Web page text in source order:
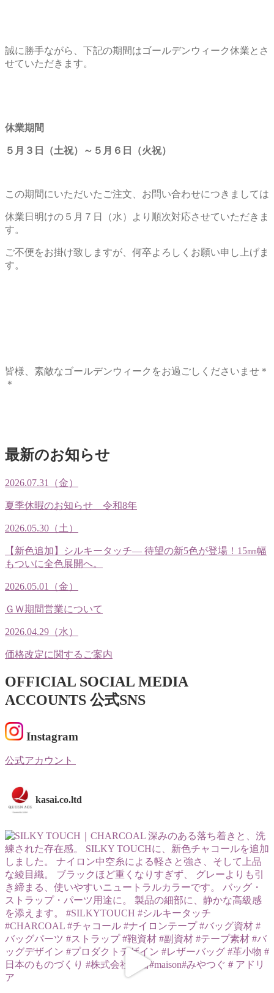
誠に勝手ながら、下記の期間はゴールデンウィーク休業とさ
せていただきます。
休業期間
５月３日（土祝）～５月６日（火祝）
この期間にいただいたご注文、お問い合わせにつきましては
休業日明けの５月７日（水）より順次対応させていただきま
す。
ご不便をお掛け致しますが、何卒よろしくお願い申し上げま
す。
皆様、素敵なゴールデンウィークをお過ごしくださいませ＊
＊
最新のお知らせ
2026.07.31（金）
夏季休暇のお知らせ 令和8年
2026.05.30（土）
【新色追加】シルキータッチ— 待望の新5色が登場！15㎜幅
もついに全色展開へ。
2026.05.01（金）
ＧＷ期間営業について
2026.04.29（水）
価格改定に関するご案内
OFFICIAL SOCIAL MEDIA
ACCOUNTS 公式SNS
Instagram
公式アカウント
kasai.co.ltd